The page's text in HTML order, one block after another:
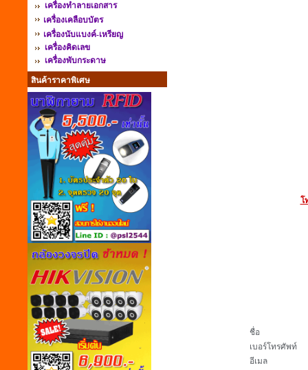
เครื่องทำลายเอกสาร
เครื่องเคลือบบัตร
เครื่องนับแบงค์-เหรียญ
เครื่องคิดเลข
เครื่องพับกระดาษ
สินค้าราคาพิเศษ
โ
ชื่อ
เบอร์โทรศัพท์
อีเมล